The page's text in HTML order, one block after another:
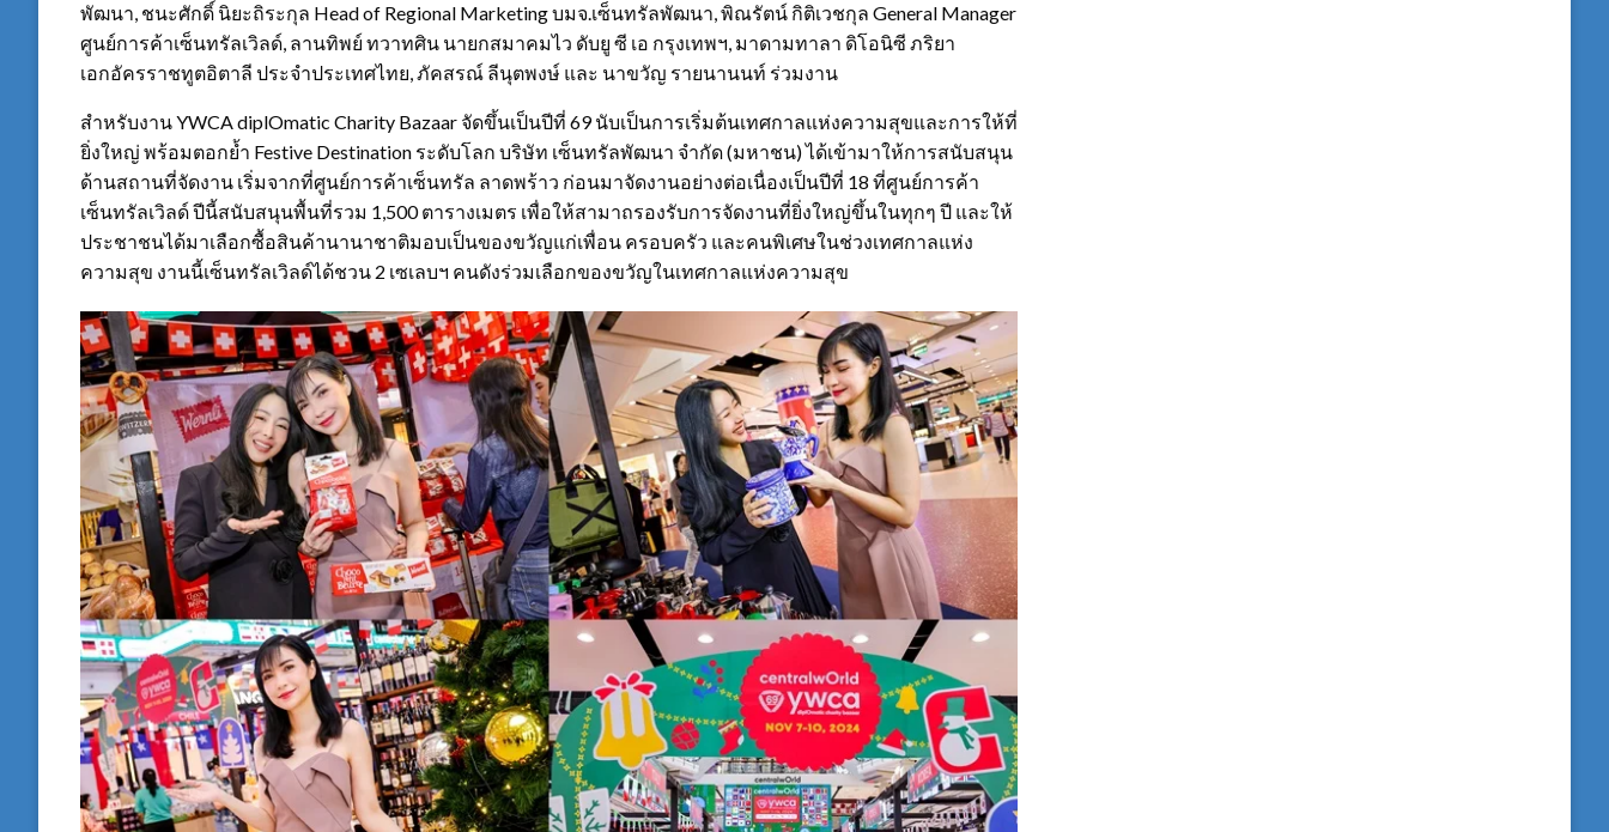
พัฒนา, ชนะศักดิ์ นิยะถิระกุล Head of Regional Marketing บมจ.เซ็นทรัลพัฒนา, พิณรัตน์ กิติเวชกุล General Manager
ศูนย์การค้าเซ็นทรัลเวิลด์, ลานทิพย์ ทวาทศิน นายกสมาคมไว ดับยู ซี เอ กรุงเทพฯ, มาดามทาลา ดิโอนิซี ภริยา
เอกอัครราชทูตอิตาลี ประจำประเทศไทย, ภัคสรณ์ ลีนุตพงษ์ และ นาขวัญ รายนานนท์ ร่วมงาน
สำหรับงาน YWCA diplOmatic Charity Bazaar จัดขึ้นเป็นปีที่ 69 นับเป็นการเริ่มต้นเทศกาลแห่งความสุขและการให้ที่
ยิ่งใหญ่ พร้อมตอกย้ำ Festive Destination ระดับโลก บริษัท เซ็นทรัลพัฒนา จำกัด (มหาชน) ได้เข้ามาให้การสนับสนุน
ด้านสถานที่จัดงาน เริ่มจากที่ศูนย์การค้าเซ็นทรัล ลาดพร้าว ก่อนมาจัดงานอย่างต่อเนื่องเป็นปีที่ 18 ที่ศูนย์การค้า
เซ็นทรัลเวิลด์ ปีนี้สนับสนุนพื้นที่รวม 1,500 ตารางเมตร เพื่อให้สามาถรองรับการจัดงานที่ยิ่งใหญ่ขึ้นในทุกๆ ปี และให้
ประชาชนได้มาเลือกซื้อสินค้านานาชาติมอบเป็นของขวัญแก่เพื่อน ครอบครัว และคนพิเศษในช่วงเทศกาลแห่ง
ความสุข งานนี้เซ็นทรัลเวิลด์ได้ชวน 2 เซเลบฯ คนดังร่วมเลือกของขวัญในเทศกาลแห่งความสุข